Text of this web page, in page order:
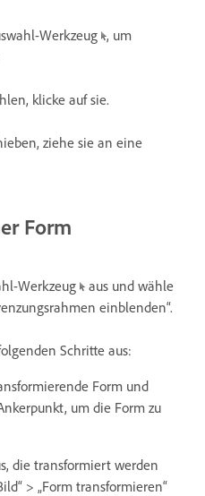
Werkzeug , um
klicke auf sie.
ziehe sie an eine
Form
Werkzeug
aus und wähle
einblenden“.
Schritte aus:
Form und
um die Form zu
die transformiert werden
> „Form transformieren“